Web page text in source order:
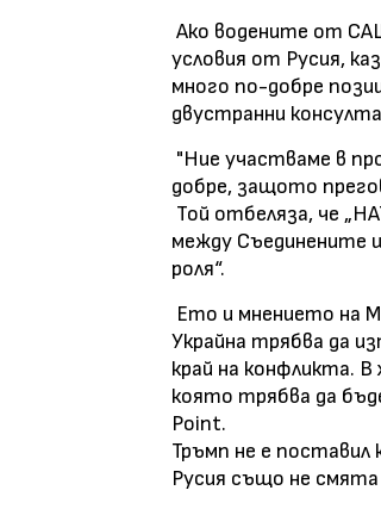
Ако водените от
условия от Русия,
много по-добре
двустранни
"Ние участваме в
добре, защото
Той отбеляза, че
между Съединените
роля“.
Ето и мнението на
Украйна трябва да
край на конфликта.
която трябва да
Point.
Тръмп не е поставил
Русия също не